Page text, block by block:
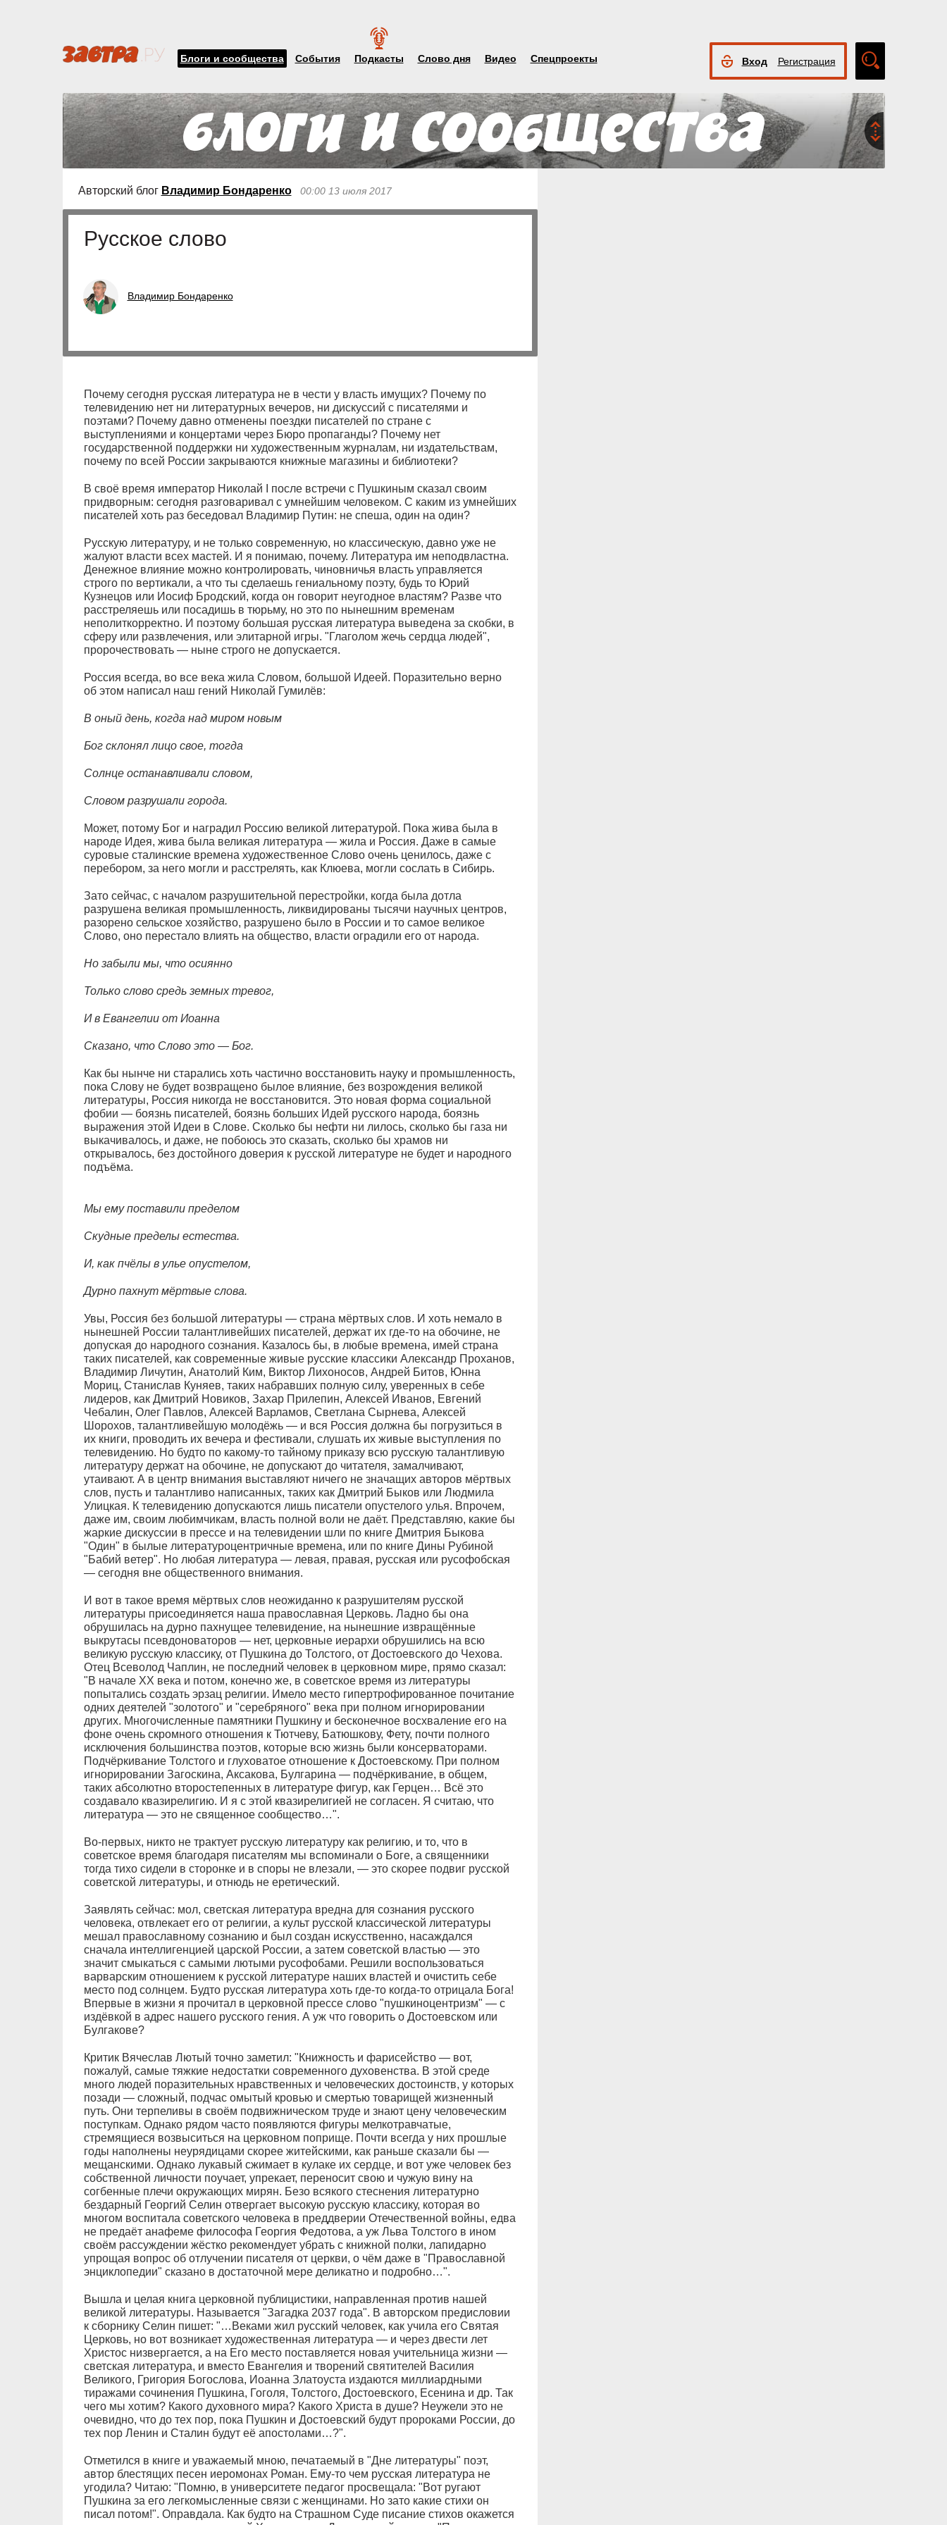
Блоги и сообщества События Подкасты Слово дня Видео Спецпроекты Вход Регистрация
Авторский блог Владимир Бондаренко 00:00 13 июля 2017
Русское слово
Владимир Бондаренко
Почему сегодня русская литература не в чести у власть имущих? Почему по
телевидению нет ни литературных вечеров, ни дискуссий с писателями и
поэтами? Почему давно отменены поездки писателей по стране с
выступлениями и концертами через Бюро пропаганды? Почему нет
государственной поддержки ни художественным журналам, ни издательствам,
почему по всей России закрываются книжные магазины и библиотеки?
В своё время император Николай I после встречи с Пушкиным сказал своим
придворным: сегодня разговаривал с умнейшим человеком. С каким из умнейших
писателей хоть раз беседовал Владимир Путин: не спеша, один на один?
Русскую литературу, и не только современную, но классическую, давно уже не
жалуют власти всех мастей. И я понимаю, почему. Литература им неподвластна.
Денежное влияние можно контролировать, чиновничья власть управляется
строго по вертикали, а что ты сделаешь гениальному поэту, будь то Юрий
Кузнецов или Иосиф Бродский, когда он говорит неугодное властям? Разве что
расстреляешь или посадишь в тюрьму, но это по нынешним временам
неполиткорректно. И поэтому большая русская литература выведена за скобки, в
сферу или развлечения, или элитарной игры. "Глаголом жечь сердца людей",
пророчествовать — ныне строго не допускается.
Россия всегда, во все века жила Словом, большой Идеей. Поразительно верно
об этом написал наш гений Николай Гумилёв:
В оный день, когда над миром новым
Бог склонял лицо свое, тогда
Солнце останавливали словом,
Словом разрушали города.
Может, потому Бог и наградил Россию великой литературой. Пока жива была в
народе Идея, жива была великая литература — жила и Россия. Даже в самые
суровые сталинские времена художественное Слово очень ценилось, даже с
перебором, за него могли и расстрелять, как Клюева, могли сослать в Сибирь.
Зато сейчас, с началом разрушительной перестройки, когда была дотла
разрушена великая промышленность, ликвидированы тысячи научных центров,
разорено сельское хозяйство, разрушено было в России и то самое великое
Слово, оно перестало влиять на общество, власти оградили его от народа.
Но забыли мы, что осиянно
Только слово средь земных тревог,
И в Евангелии от Иоанна
Сказано, что Слово это — Бог.
Как бы нынче ни старались хоть частично восстановить науку и промышленность,
пока Слову не будет возвращено былое влияние, без возрождения великой
литературы, Россия никогда не восстановится. Это новая форма социальной
фобии — боязнь писателей, боязнь больших Идей русского народа, боязнь
выражения этой Идеи в Слове. Сколько бы нефти ни лилось, сколько бы газа ни
выкачивалось, и даже, не побоюсь это сказать, сколько бы храмов ни
открывалось, без достойного доверия к русской литературе не будет и народного
подъёма.
Мы ему поставили пределом
Скудные пределы естества.
И, как пчёлы в улье опустелом,
Дурно пахнут мёртвые слова.
Увы, Россия без большой литературы — страна мёртвых слов. И хоть немало в
нынешней России талантливейших писателей, держат их где-то на обочине, не
допуская до народного сознания. Казалось бы, в любые времена, имей страна
таких писателей, как современные живые русские классики Александр Проханов,
Владимир Личутин, Анатолий Ким, Виктор Лихоносов, Андрей Битов, Юнна
Мориц, Станислав Куняев, таких набравших полную силу, уверенных в себе
лидеров, как Дмитрий Новиков, Захар Прилепин, Алексей Иванов, Евгений
Чебалин, Олег Павлов, Алексей Варламов, Светлана Сырнева, Алексей
Шорохов, талантливейшую молодёжь — и вся Россия должна бы погрузиться в
их книги, проводить их вечера и фестивали, слушать их живые выступления по
телевидению. Но будто по какому-то тайному приказу всю русскую талантливую
литературу держат на обочине, не допускают до читателя, замалчивают,
утаивают. А в центр внимания выставляют ничего не значащих авторов мёртвых
слов, пусть и талантливо написанных, таких как Дмитрий Быков или Людмила
Улицкая. К телевидению допускаются лишь писатели опустелого улья. Впрочем,
даже им, своим любимчикам, власть полной воли не даёт. Представляю, какие бы
жаркие дискуссии в прессе и на телевидении шли по книге Дмитрия Быкова
"Один" в былые литературоцентричные времена, или по книге Дины Рубиной
"Бабий ветер". Но любая литература — левая, правая, русская или русофобская
— сегодня вне общественного внимания.
И вот в такое время мёртвых слов неожиданно к разрушителям русской
литературы присоединяется наша православная Церковь. Ладно бы она
обрушилась на дурно пахнущее телевидение, на нынешние извращённые
выкрутасы псевдоноваторов — нет, церковные иерархи обрушились на всю
великую русскую классику, от Пушкина до Толстого, от Достоевского до Чехова.
Отец Всеволод Чаплин, не последний человек в церковном мире, прямо сказал:
"В начале XX века и потом, конечно же, в советское время из литературы
попытались создать эрзац религии. Имело место гипертрофированное почитание
одних деятелей "золотого" и "серебряного" века при полном игнорировании
других. Многочисленные памятники Пушкину и бесконечное восхваление его на
фоне очень скромного отношения к Тютчеву, Батюшкову, Фету, почти полного
исключения большинства поэтов, которые всю жизнь были консерваторами.
Подчёркивание Толстого и глуховатое отношение к Достоевскому. При полном
игнорировании Загоскина, Аксакова, Булгарина — подчёркивание, в общем,
таких абсолютно второстепенных в литературе фигур, как Герцен… Всё это
создавало квазирелигию. И я с этой квазирелигией не согласен. Я считаю, что
литература — это не священное сообщество…".
Во-первых, никто не трактует русскую литературу как религию, и то, что в
советское время благодаря писателям мы вспоминали о Боге, а священники
тогда тихо сидели в сторонке и в споры не влезали, — это скорее подвиг русской
советской литературы, и отнюдь не еретический.
Заявлять сейчас: мол, светская литература вредна для сознания русского
человека, отвлекает его от религии, а культ русской классической литературы
мешал православному сознанию и был создан искусственно, насаждался
сначала интеллигенцией царской России, а затем советской властью — это
значит смыкаться с самыми лютыми русофобами. Решили воспользоваться
варварским отношением к русской литературе наших властей и очистить себе
место под солнцем. Будто русская литература хоть где-то когда-то отрицала Бога!
Впервые в жизни я прочитал в церковной прессе слово "пушкиноцентризм" — с
издёвкой в адрес нашего русского гения. А уж что говорить о Достоевском или
Булгакове?
Критик Вячеслав Лютый точно заметил: "Книжность и фарисейство — вот,
пожалуй, самые тяжкие недостатки современного духовенства. В этой среде
много людей поразительных нравственных и человеческих достоинств, у которых
позади — сложный, подчас омытый кровью и смертью товарищей жизненный
путь. Они терпеливы в своём подвижническом труде и знают цену человеческим
поступкам. Однако рядом часто появляются фигуры мелкотравчатые,
стремящиеся возвыситься на церковном поприще. Почти всегда у них прошлые
годы наполнены неурядицами скорее житейскими, как раньше сказали бы —
мещанскими. Однако лукавый сжимает в кулаке их сердце, и вот уже человек без
собственной личности поучает, упрекает, переносит свою и чужую вину на
согбенные плечи окружающих мирян. Безо всякого стеснения литературно
бездарный Георгий Селин отвергает высокую русскую классику, которая во
многом воспитала советского человека в преддверии Отечественной войны, едва
не предаёт анафеме философа Георгия Федотова, а уж Льва Толстого в ином
своём рассуждении жёстко рекомендует убрать с книжной полки, лапидарно
упрощая вопрос об отлучении писателя от церкви, о чём даже в "Православной
энциклопедии" сказано в достаточной мере деликатно и подробно…".
Вышла и целая книга церковной публицистики, направленная против нашей
великой литературы. Называется "Загадка 2037 года". В авторском предисловии
к сборнику Селин пишет: "…Веками жил русский человек, как учила его Святая
Церковь, но вот возникает художественная литература — и через двести лет
Христос низвергается, а на Его место поставляется новая учительница жизни —
светская литература, и вместо Евангелия и творений святителей Василия
Великого, Григория Богослова, Иоанна Златоуста издаются миллиардными
тиражами сочинения Пушкина, Гоголя, Толстого, Достоевского, Есенина и др. Так
чего мы хотим? Какого духовного мира? Какого Христа в душе? Неужели это не
очевидно, что до тех пор, пока Пушкин и Достоевский будут пророками России, до
тех пор Ленин и Сталин будут её апостолами…?".
Отметился в книге и уважаемый мною, печатаемый в "Дне литературы" поэт,
автор блестящих песен иеромонах Роман. Ему-то чем русская литература не
угодила? Читаю: "Помню, в университете педагог просвещала: "Вот ругают
Пушкина за его легкомысленные связи с женщинами. Но зато какие стихи он
писал потом!". Оправдала. Как будто на Страшном Суде писание стихов окажется